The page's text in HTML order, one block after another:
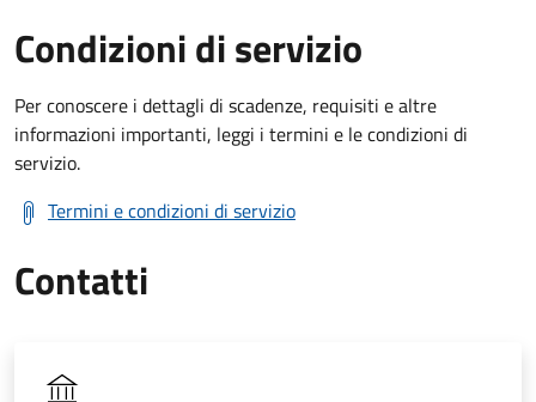
Condizioni di servizio
Per conoscere i dettagli di scadenze, requisiti e altre
informazioni importanti, leggi i termini e le condizioni di
servizio.
Termini e condizioni di servizio
Contatti